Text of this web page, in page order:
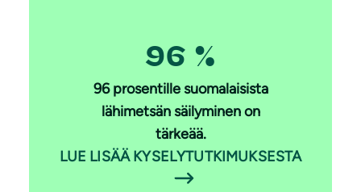
96 %
96 prosentille suomalaisista
lähimetsän säilyminen on
tärkeää.
LUE LISÄÄ KYSELYTUTKIMUKSESTA